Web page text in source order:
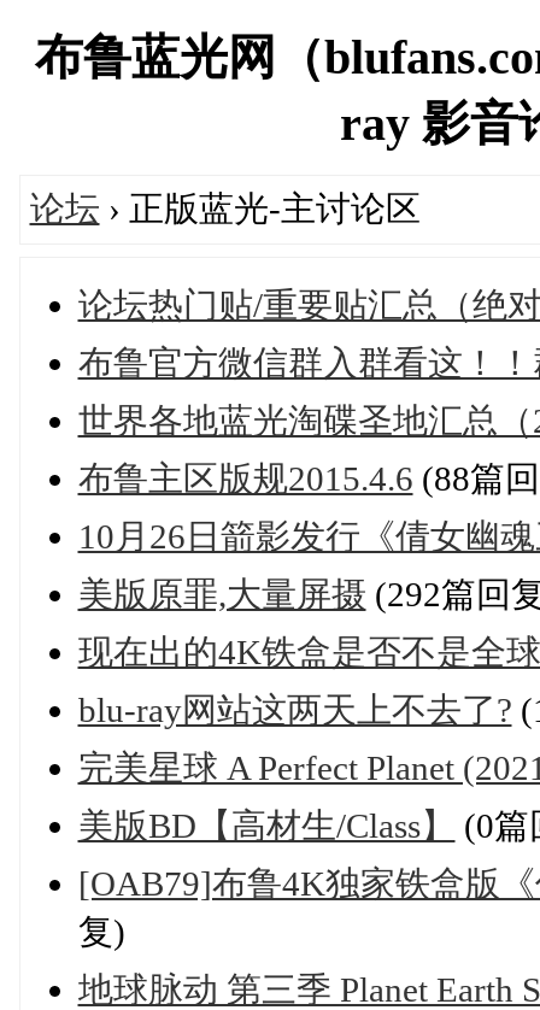
布鲁蓝光网（
ray 影音
论坛 › 正版蓝光-主讨论区
论坛热门贴/重要贴汇总（绝
布鲁官方微信群入群看这！
世界各地蓝光淘碟圣地汇总（
布鲁主区版规2015.4.6 (88篇
10月26日箭影发行《倩女幽
美版原罪,大量屏摄 (292篇回
现在出的4K铁盒是否不是全
blu-ray网站这两天上不去了?
完美星球 A Perfect Planet
美版BD【高材生/Class】
(0篇
[OAB79]布鲁4K独家铁盒版
复)
地球脉动 第三季 Planet Earth